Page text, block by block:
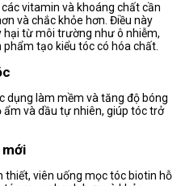
vitamin và khoáng chất cần
và chắc khỏe hơn. Điều này
hại từ môi trường như ô nhiễm,
tạo kiểu tóc có hóa chất.
dụng làm mềm và tăng độ bóng
và dầu tự nhiên, giúp tóc trở
thiết, viên uống mọc tóc biotin hỗ